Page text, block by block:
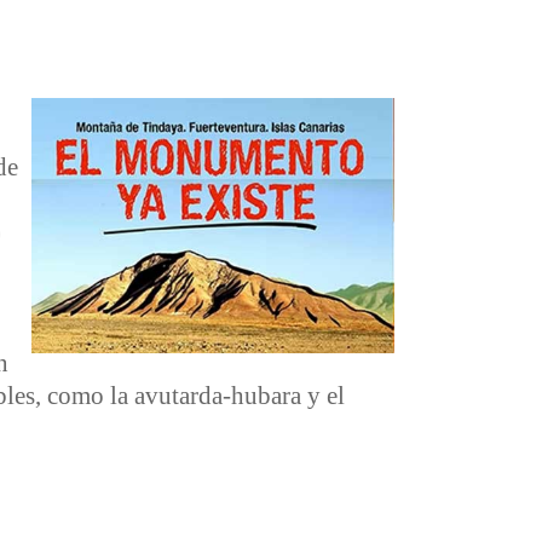
como la avutarda-hubara y el